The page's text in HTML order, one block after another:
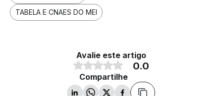
TABELA E CNAES DO MEI
Avalie este artigo
0.0
Compartilhe